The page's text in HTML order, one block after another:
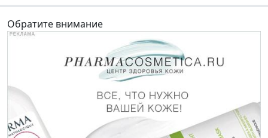
Обратите внимание